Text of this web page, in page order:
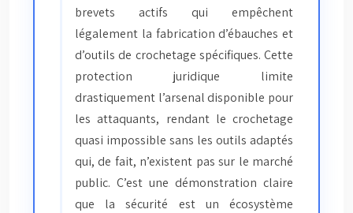
brevets actifs qui empêchent
légalement la fabrication d’ébauches et
d’outils de crochetage spécifiques. Cette
protection juridique limite
drastiquement l’arsenal disponible pour
les attaquants, rendant le crochetage
quasi impossible sans les outils adaptés
qui, de fait, n’existent pas sur le marché
public. C’est une démonstration claire
que la sécurité est un écosystème